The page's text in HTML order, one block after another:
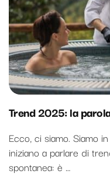
Trend 2025: la
Ecco, ci siamo. Siamo
iniziano a parlare di
spontanea: è …